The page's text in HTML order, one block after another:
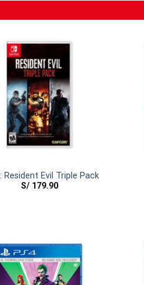
Resident Evil Triple Pack
S/ 179.90